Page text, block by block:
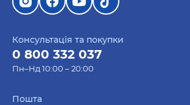
Консультація та покупки
0 800 332 037
Пн–Нд 10:00 – 20:00
Пошта